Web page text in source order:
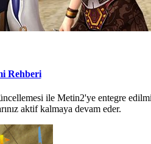
Rehberi
ile Metin2'ye entegre
aktif kalmaya devam eder.